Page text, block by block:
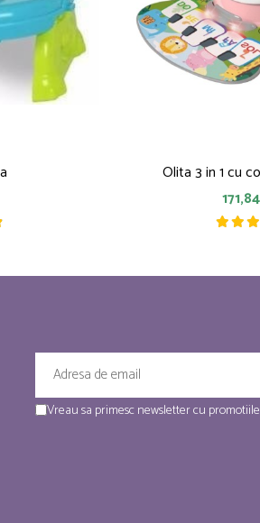
Olita 3 in 1 cu
Vreau sa primesc newsletter cu